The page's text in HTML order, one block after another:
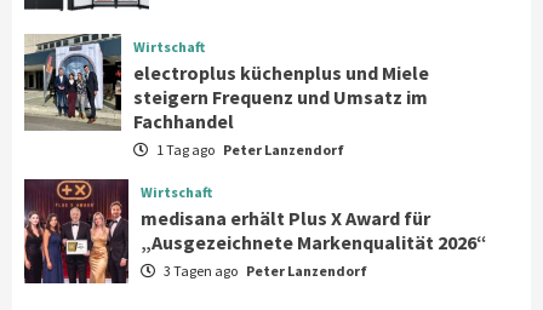
4
electroplus küchenplus und Miele
steigern Frequenz und Umsatz im
Fachhandel
5
medisana erhält Plus X Award für
„Ausgezeichnete Markenqualität 2026“
Smart Living Top Story
Wirtschaft
electroplus küchenplus und Miele
steigern Frequenz und Umsatz im
Fachhandel
1 Tag ago Peter Lanzendorf
Wirtschaft
medisana erhält Plus X Award für
„Ausgezeichnete Markenqualität 2026“
3 Tagen ago Peter Lanzendorf